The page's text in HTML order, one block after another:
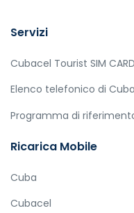
Servizi
Cubacel Tourist SIM CARD
Elenco telefonico di Cuba
Programma di
Ricarica Mobile
Cuba
Cubacel